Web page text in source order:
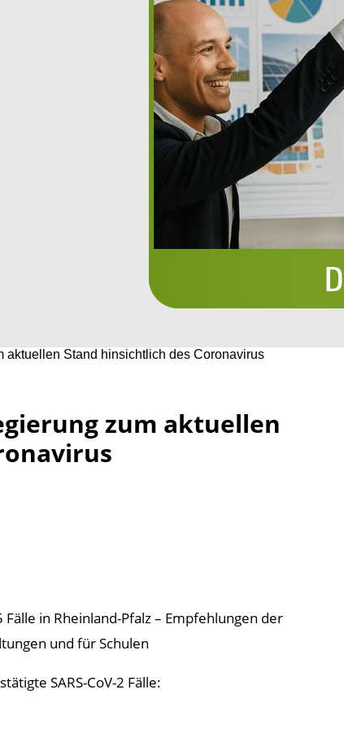
aktuellen Stand hinsichtlich des Coronavirus
zum aktuellen
in Rheinland-Pfalz – Empfehlungen der
und für Schulen
SARS-CoV-2 Fälle: